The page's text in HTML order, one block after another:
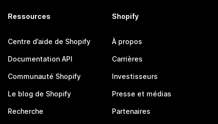
Ressources
Centre d’aide de Shopify
Documentation API
Communauté Shopify
Le blog de Shopify
Recherche
Shopify
À propos
Carrières
Investisseurs
Presse et médias
Partenaires